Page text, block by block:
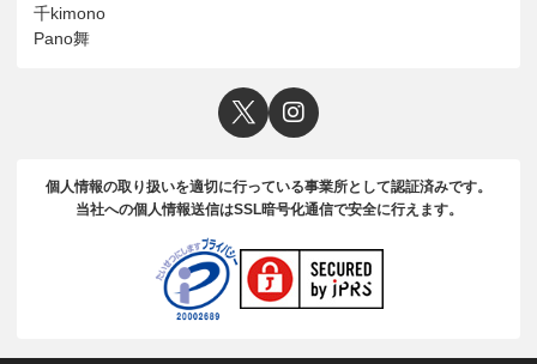
千kimono
Pano舞
個人情報の取り扱いを適切に行っている事業所として認証済みです。
当社への個人情報送信はSSL暗号化通信で安全に行えます。